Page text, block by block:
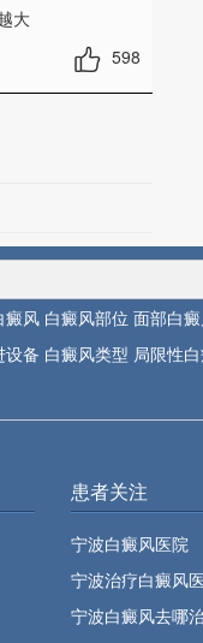
大
598
癜风 白癜风部位 面部白
设备 白癜风类型 局限性
患者关注
宁波白癜风医院
宁波治疗白癜风
宁波白癜风去哪